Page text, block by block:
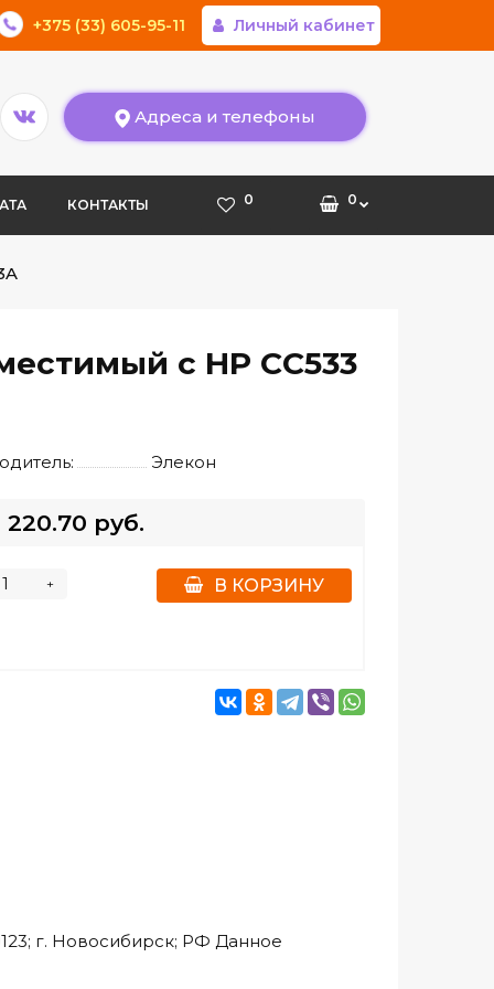
+375 (33) 605-95-11 Личный кабинет
Адреса и телефоны
КОНТАКТЫ 0 0
с HP CС533
Элекон
220.70 руб.
+ В КОРЗИНУ
г. Новосибирск; РФ Данное